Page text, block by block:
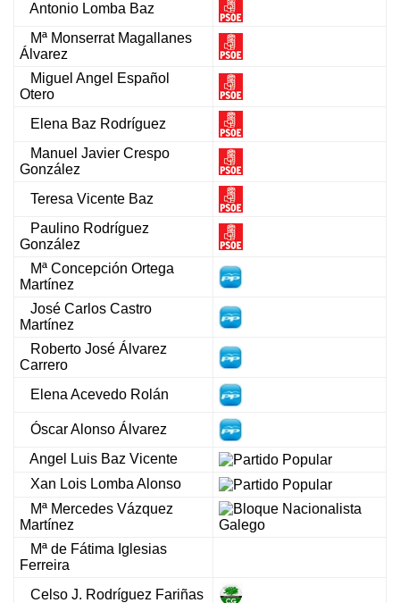
Antonio Lomba Baz
Mª Monserrat Magallanes
Álvarez
Miguel Angel Español
Otero
Elena Baz Rodríguez
Manuel Javier Crespo
González
Teresa Vicente Baz
Paulino Rodríguez
González
Mª Concepción Ortega
Martínez
José Carlos Castro
Martínez
Roberto José Álvarez
Carrero
Elena Acevedo Rolán
Óscar Alonso Álvarez
Angel Luis Baz Vicente
Xan Lois Lomba Alonso
Mª Mercedes Vázquez
Martínez
Mª de Fátima Iglesias
Ferreira
Celso J. Rodríguez Fariñas